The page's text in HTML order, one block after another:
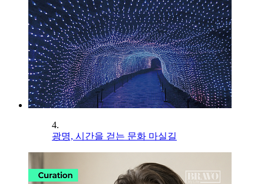
4.
광명, 시간을 걷는 문화 마실길